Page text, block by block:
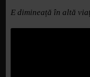
E dimineață în altă